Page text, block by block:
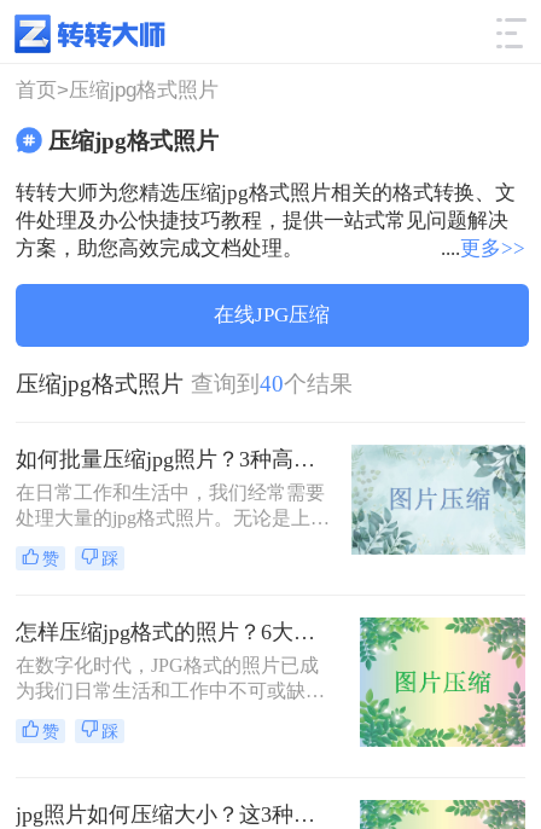
使用技巧 筛选
首页>压缩jpg格式照片
压缩jpg格式照片
转转大师为您精选压缩jpg格式照片相关的格式转换、文
件处理及办公快捷技巧教程，提供一站式常见问题解决
方案，助您高效完成文档处理。
....更多>>
在线JPG压缩
压缩jpg格式照片 查询到40个结果
如何批量压缩jpg照片？3种高效方法详解！
在日常工作和生活中，我们经常需要
处理大量的jpg格式照片。无论是上传
网站、发送邮件还是节省存储空间，
掌握如何批量压缩jpg照片都是一项非
像处理多年的专业人士，我将结合实
际经验，为大家详细介绍几种可靠的
批量压缩方法。
赞 踩
怎样压缩jpg格式的照片？6大高效方法全攻略！
在数字化时代，JPG格式的照片已成
为我们日常生活和工作中不可或缺的
一部分。然而，随着拍照设备像素的
不断提升，照片文件体积也越来越
片才能既减小体积又不损失画质呢？
赞 踩
jpg照片如何压缩大小？这3种压缩方法很实用！